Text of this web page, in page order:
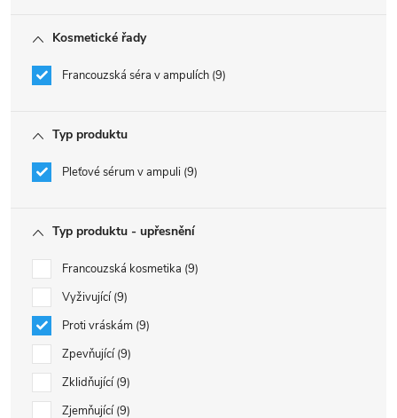
Kosmetické řady
Francouzská séra v ampulích 9
Typ produktu
Pleťové sérum v ampuli 9
Typ produktu - upřesnění
Francouzská kosmetika 9
Vyživující 9
Proti vráskám 9
Zpevňující 9
Zklidňující 9
Zjemňující 9